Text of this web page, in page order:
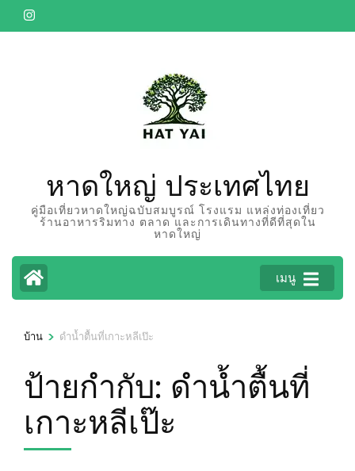
ไป
หาดใหญ่ ประเทศไทย
คู่มือเที่ยวหาดใหญ่ฉบับสมบูรณ์ โรงแรม แหล่งท่องเที่ยว
ร้านอาหารริมทาง ตลาด และการเดินทางที่ดีที่สุดใน
หาดใหญ่
เมนู
บ้าน > ดำน้ำตื้นที่เกาะหลีเป๊ะ
ป้ายกำกับ: ดำน้ำตื้นที่
เกาะหลีเป๊ะ